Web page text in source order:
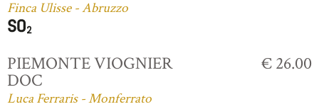
Finca Ulisse - Abruzzo
PIEMONTE VIOGNIER
DOC
Luca Ferraris - Monferrato
€ 26.00